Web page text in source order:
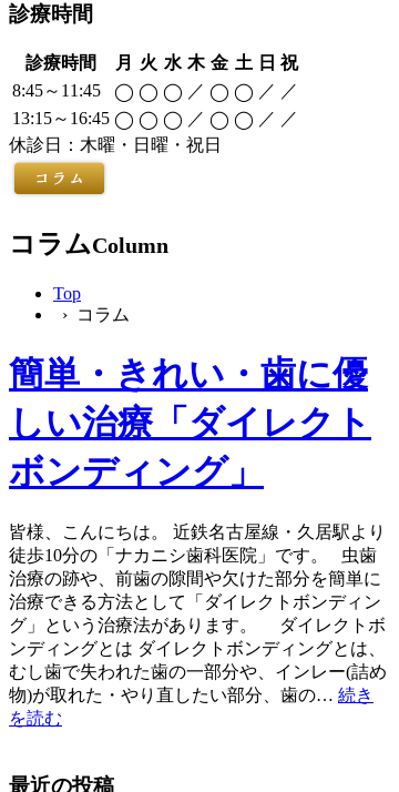
診療時間
診療時間 月 火 水 木 金 土 日 祝
8:45～11:45
◯ ◯ ◯ ／ ◯ ◯ ／ ／
13:15～16:45 ◯ ◯ ◯ ／ ◯ ◯ ／ ／
休診日：木曜・日曜・祝日
コラムColumn
Top
› コラム
簡単・きれい・歯に優
しい治療「ダイレクト
ボンディング」
皆様、こんにちは。 近鉄名古屋線・久居駅より
徒歩10分の「ナカニシ歯科医院」です。 虫歯
治療の跡や、前歯の隙間や欠けた部分を簡単に
治療できる方法として「ダイレクトボンディン
グ」という治療法があります。 ダイレクトボ
ンディングとは ダイレクトボンディングとは、
むし歯で失われた歯の一部分や、インレー(詰め
物)が取れた・やり直したい部分、歯の… 続き
を読む
最近の投稿